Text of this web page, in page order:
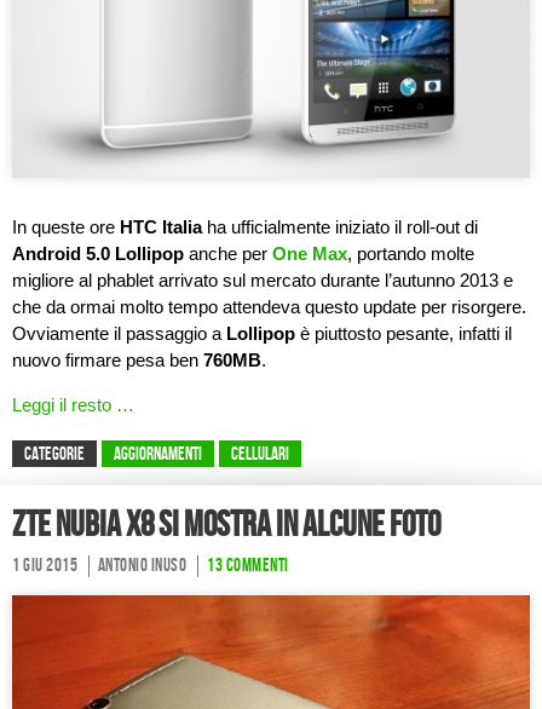
In queste ore HTC Italiaha ufficialmente iniziato il roll-out di
Android 5.0 Lollipop anche per One Max, portando molte
migliore al phablet arrivato sul mercato durante l’autunno 2013 e
che da ormai molto tempo attendeva questo update per risorgere.
Ovviamente il passaggio a Lollipop è piuttosto pesante, infatti il
nuovo firmare pesa ben 760MB.
Leggi il resto …
CATEGORIE Aggiornamenti Cellulari
ZTE Nubia X8 si mostra in alcune foto
1 Giu 2015 Antonio Inuso 13 commenti